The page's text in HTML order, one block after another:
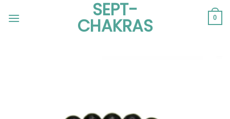
au
SEPT-
CHAKRAS 0